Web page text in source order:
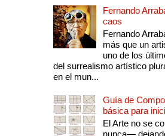
Fernando
caos
Fernando
más que un
uno de los
del surrealismo artístico
en el mun...
Guía de
básica para
El Arte no se
nunca—